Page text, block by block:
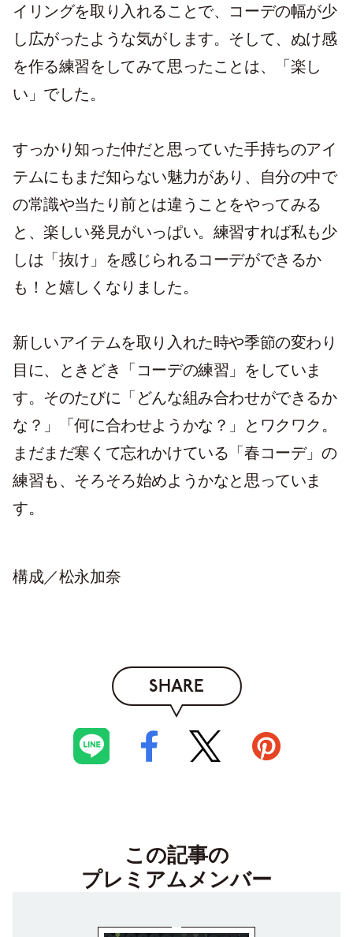
イリングを取り入れることで、コーデの幅が少
し広がったような気がします。そして、ぬけ感
を作る練習をしてみて思ったことは、「楽し
い」でした。
すっかり知った仲だと思っていた手持ちのアイ
テムにもまだ知らない魅力があり、自分の中で
の常識や当たり前とは違うことをやってみる
と、楽しい発見がいっぱい。練習すれば私も少
しは「抜け」を感じられるコーデができるか
も！と嬉しくなりました。
新しいアイテムを取り入れた時や季節の変わり
目に、ときどき「コーデの練習」をしていま
す。そのたびに「どんな組み合わせができるか
な？」「何に合わせようかな？」とワクワク。
まだまだ寒くて忘れかけている「春コーデ」の
練習も、そろそろ始めようかなと思っていま
す。
構成／松永加奈
SHARE
この記事の
プレミアムメンバー